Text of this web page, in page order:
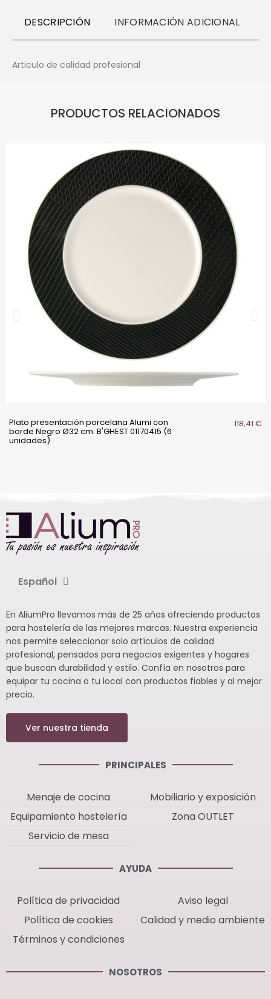
DESCRIPCIÓN INFORMACIÓN ADICIONAL
Articulo de calidad profesional
PRODUCTOS RELACIONADOS
Plato presentación porcelana Alumi con
borde Negro Ø32 cm. B'GHEST 01170415 (6
unidades)
118,41 €
Español
En AliumPro llevamos más de 25 años ofreciendo productos
para hostelería de las mejores marcas. Nuestra experiencia
nos permite seleccionar solo artículos de calidad
profesional, pensados para negocios exigentes y hogares
que buscan durabilidad y estilo. Confía en nosotros para
equipar tu cocina o tu local con productos fiables y al mejor
precio.
Ver nuestra tienda
PRINCIPALES
Menaje de cocina
Equipamiento hostelería
Servicio de mesa
Mobiliario y exposición
Zona OUTLET
AYUDA
Política de privacidad
Política de cookies
Términos y condiciones
Aviso legal
Calidad y medio ambiente
NOSOTROS